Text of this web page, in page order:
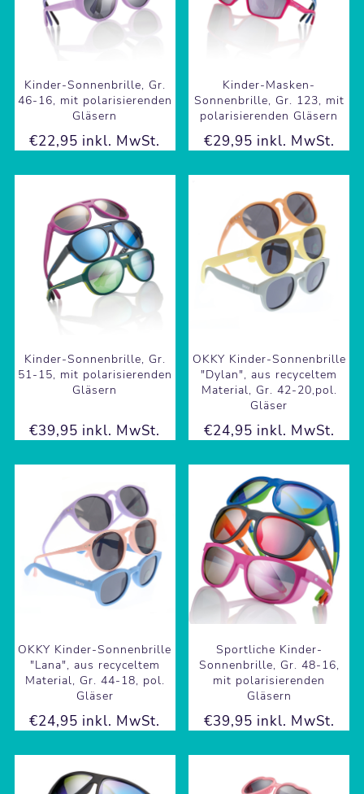
Kinder-Sonnenbrille, Gr.
46-16, mit polarisierenden
Gläsern
€22,95 inkl. MwSt.
Kinder-Masken-
Sonnenbrille, Gr. 123, mit
polarisierenden Gläsern
€29,95 inkl. MwSt.
Kinder-Sonnenbrille, Gr.
51-15, mit polarisierenden
Gläsern
€39,95 inkl. MwSt.
OKKY Kinder-Sonnenbrille
"Dylan", aus recyceltem
Material, Gr. 42-20,pol.
Gläser
€24,95 inkl. MwSt.
OKKY Kinder-Sonnenbrille
"Lana", aus recyceltem
Material, Gr. 44-18, pol.
Gläser
€24,95 inkl. MwSt.
Sportliche Kinder-
Sonnenbrille, Gr. 48-16,
mit polarisierenden
Gläsern
€39,95 inkl. MwSt.